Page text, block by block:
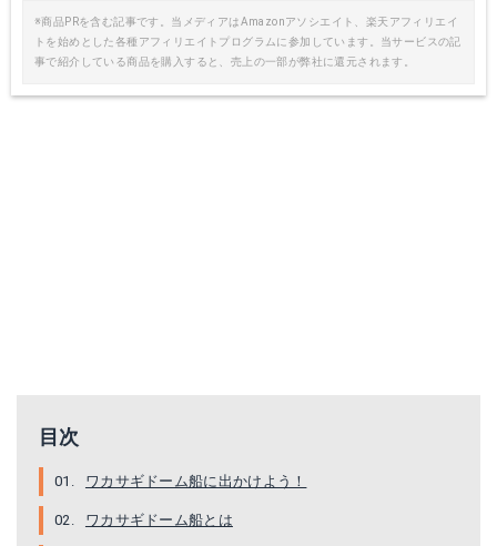
※商品PRを含む記事です。当メディアはAmazonアソシエイト、楽天アフィリエイ
トを始めとした各種アフィリエイトプログラムに参加しています。当サービスの記
事で紹介している商品を購入すると、売上の一部が弊社に還元されます。
目次
ワカサギドーム船に出かけよう！
ワカサギドーム船とは